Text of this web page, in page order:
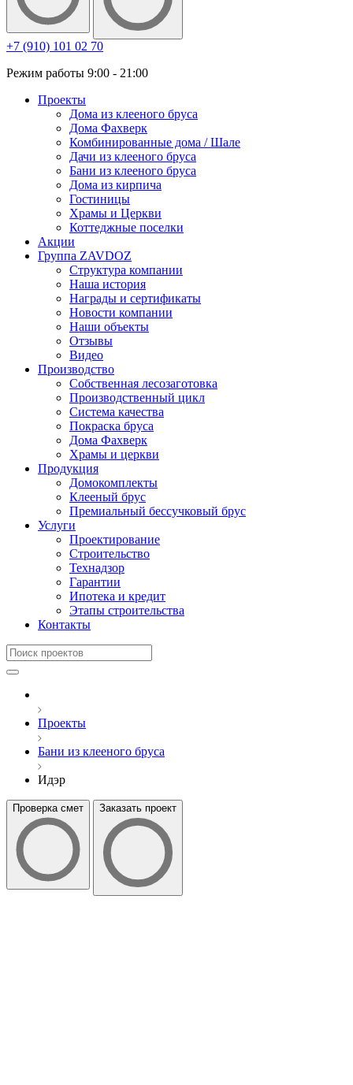
+7 (910) 101 02 70
Режим работы 9:00 - 21:00
Проекты
Дома из клееного бруса
Дома Фахверк
Комбинированные дома / Шале
Дачи из клееного бруса
Бани из клееного бруса
Дома из кирпича
Гостиницы
Храмы и Церкви
Коттеджные поселки
Акции
Группа ZAVDOZ
Структура компании
Наша история
Награды и сертификаты
Новости компании
Наши объекты
Отзывы
Видео
Производство
Собственная лесозаготовка
Производственный цикл
Система качества
Покраска бруса
Дома Фахверк
Храмы и церкви
Продукция
Домокомплекты
Клееный брус
Премиальный бессучковый брус
Услуги
Проектирование
Строительство
Технадзор
Гарантии
Ипотека и кредит
Этапы строительства
Контакты
Проекты
Бани из клееного бруса
Идэр
Проверка смет Заказать проект